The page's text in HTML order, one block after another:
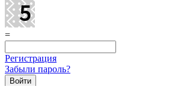
=
Регистрация
Забыли пароль?